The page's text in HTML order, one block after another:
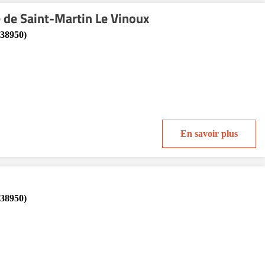
Saint-Martin Le Vinoux
En savoir plus